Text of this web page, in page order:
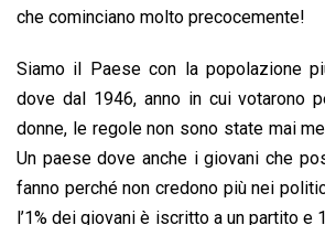
che cominciano molto precocemente!
Siamo il Paese con la popolazione
dove dal 1946, anno in cui votarono
donne, le regole non sono state mai
Un paese dove anche i giovani che
fanno perché non credono più nei
l’1% dei giovani è iscritto a un partito e